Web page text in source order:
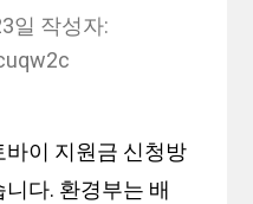
일 작성자:
이 지원금 신청방
다. 환경부는 배